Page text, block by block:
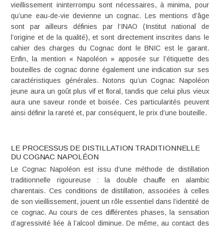
vieillissement ininterrompu sont nécessaires, à minima, pour
qu’une eau-de-vie devienne un cognac. Les mentions d’âge
sont par ailleurs définies par l’INAO (Institut national de
l’origine et de la qualité), et sont directement inscrites dans le
cahier des charges du Cognac dont leBNIC est le garant.
Enfin, la mention « Napoléon » apposée sur l’étiquette des
bouteilles de cognac donne également une indication sur ses
caractéristiques générales. Notons qu’un Cognac Napoléon
jeune aura un goût plus vif et floral, tandis que celui plus vieux
aura une saveur ronde et boisée. Ces particularités peuvent
ainsi définir la rareté et, par conséquent, le prix d’une bouteille.
LE PROCESSUS DE DISTILLATION TRADITIONNELLE
DU COGNAC NAPOLÉON
Le Cognac Napoléon est issu d’une méthode de distillation
traditionnelle rigoureuse : la double chauffe en alambic
charentais. Ces conditions de distillation, associées à celles
de son vieillissement, jouent un rôle essentiel dans l’identité de
ce cognac. Au cours de ces différentes phases, la sensation
d’agressivité liée à l’alcool diminue. De même, au contact des